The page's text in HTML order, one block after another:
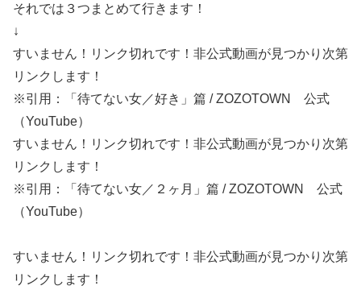
それでは３つまとめて行きます！
↓
すいません！リンク切れです！非公式動画が見つかり次第
リンクします！
※引用：「待てない女／好き」篇 / ZOZOTOWN 公式
（YouTube）
すいません！リンク切れです！非公式動画が見つかり次第
リンクします！
※引用：「待てない女／２ヶ月」篇 / ZOZOTOWN 公式
（YouTube）
すいません！リンク切れです！非公式動画が見つかり次第
リンクします！